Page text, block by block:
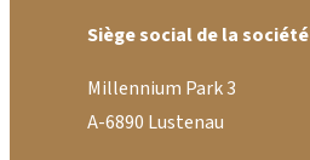
Siège social de la société
Millennium Park 3
A-6890 Lustenau